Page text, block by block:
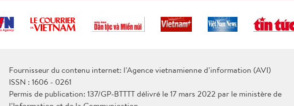
Fournisseur du contenu internet: l’Agence vietnamienne d’information (AVI)
ISSN : 1606 - 0261
Permis de publication: 137/GP-BTTTT délivré le 17 mars 2022 par le ministère de